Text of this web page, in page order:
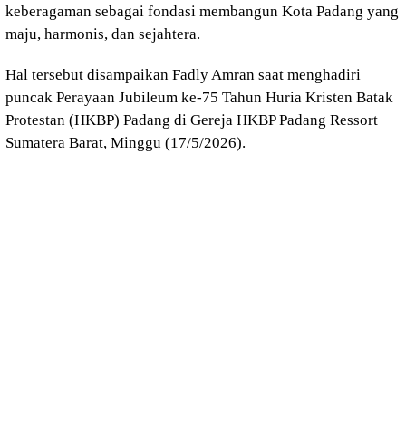
keberagaman sebagai fondasi membangun Kota Padang yang
maju, harmonis, dan sejahtera.
Hal tersebut disampaikan Fadly Amran saat menghadiri
puncak Perayaan Jubileum ke-75 Tahun Huria Kristen Batak
Protestan (HKBP) Padang di Gereja HKBP Padang Ressort
Sumatera Barat, Minggu (17/5/2026).